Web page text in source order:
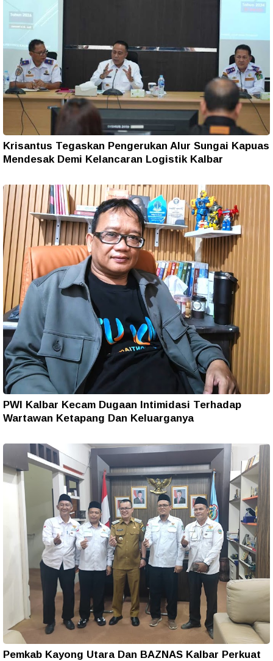
Krisantus Tegaskan Pengerukan Alur Sungai Kapuas
Mendesak Demi Kelancaran Logistik Kalbar
PWI Kalbar Kecam Dugaan Intimidasi Terhadap
Wartawan Ketapang Dan Keluarganya
Pemkab Kayong Utara Dan BAZNAS Kalbar Perkuat